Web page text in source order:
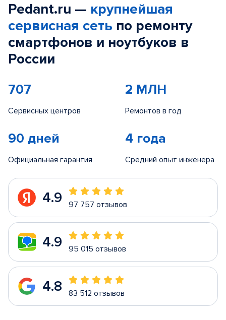
Pedant.ru — крупнейшая
сервисная сеть по ремонту
смартфонов и ноутбуков в
России
707
Сервисных центров
2 МЛН
Ремонтов в год
90 дней
Официальная гарантия
4 года
Средний опыт инженера
4.9 97 757 отзывов
4.9 95 015 отзывов
4.8 83 512 отзывов